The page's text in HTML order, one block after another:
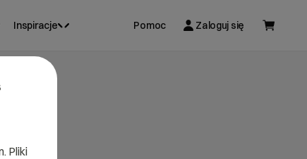
Inspiracje Pomoc Zaloguj się
Pliki